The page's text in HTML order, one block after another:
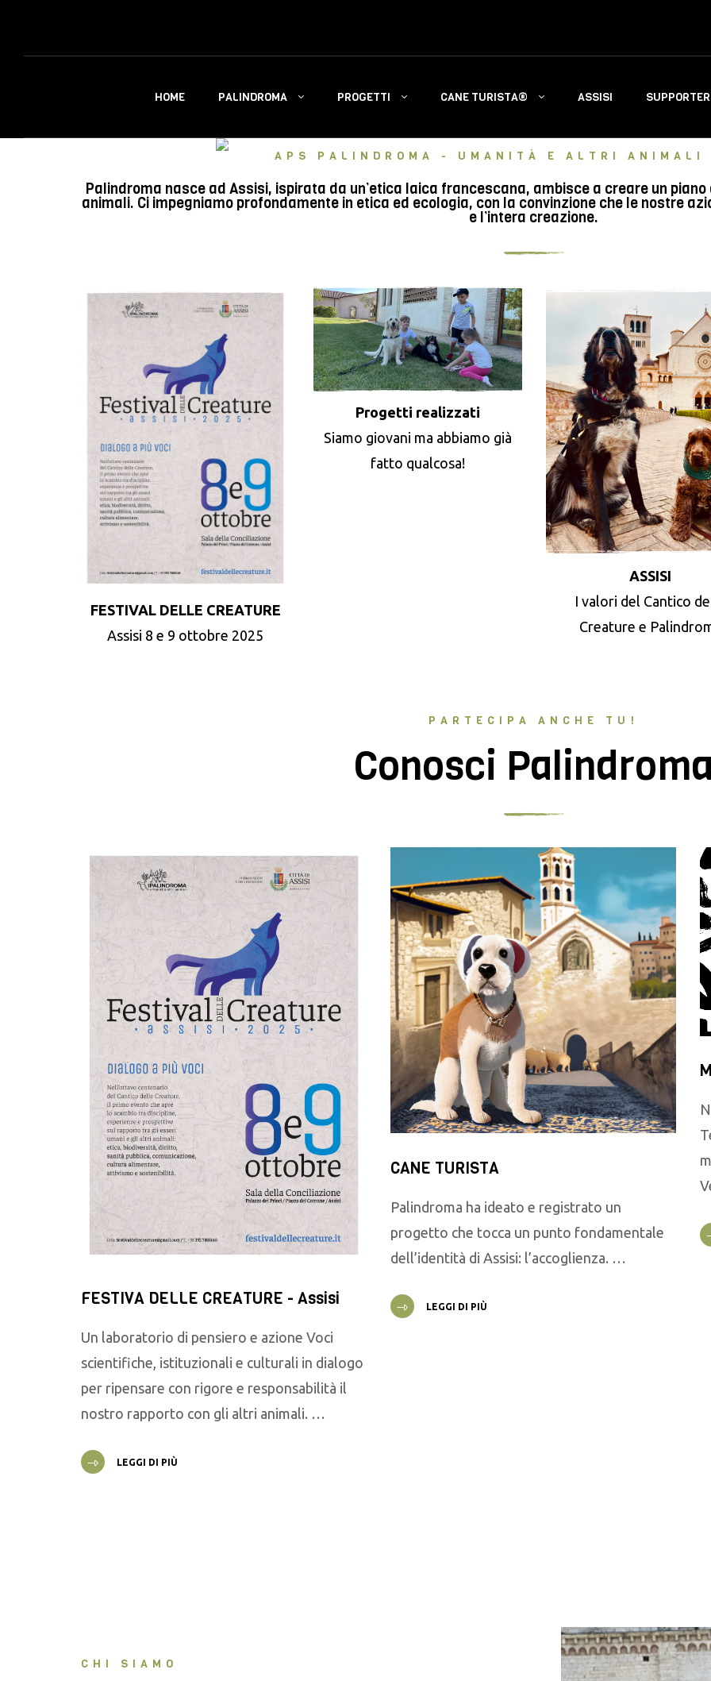
HOME PALINDROMA PROGETTI CANE TURISTA® ASSISI
APS PALINDROMA - UMANITÀ E ALTRI
Palindroma nasce ad Assisi, ispirata da un’etica laica francescana, ambisce a creare un
animali. Ci impegniamo profondamente in etica ed ecologia, con la convinzione che le nostre
e l’intera creazione.
FESTIVAL DELLE CREATURE
Assisi 8 e 9 ottobre 2025
Progetti realizzati
Siamo giovani ma abbiamo già
fatto qualcosa!
ASSISI
I valori del Cantico
Creature e
PARTECIPA ANCHE TU!
Conosci
FESTIVA DELLE CREATURE - Assisi
Un laboratorio di pensiero e azione Voci
scientifiche, istituzionali e culturali in dialogo
per ripensare con rigore e responsabilità il
nostro rapporto con gli altri animali. …
LEGGI DI PIÙ
CANE TURISTA
Palindroma ha ideato e registrato un
progetto che tocca un punto fondamentale
dell’identità di Assisi: l’accoglienza. …
LEGGI DI PIÙ
CHI SIAMO